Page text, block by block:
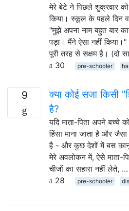
मेरे बेटे ने पिछले शुक्रवार को
किया। स्कूल के पहले दिन
"मुझे अपना नाम बहुत बार
पड़ा। मैंने ऐसा नहीं
पूरी तरह से सक्षम है। (दो
30
pre-schooler
9
क्या कोई सजा किसी
है?
यदि माता-पिता अपने बच्चे
हिंसा माना जाता है और
है - और कुछ देशों में बस
मेरे अवलोकन में, ऐसे माता-
चीजों का सहारा नहीं लेते, …
28
pre-schooler